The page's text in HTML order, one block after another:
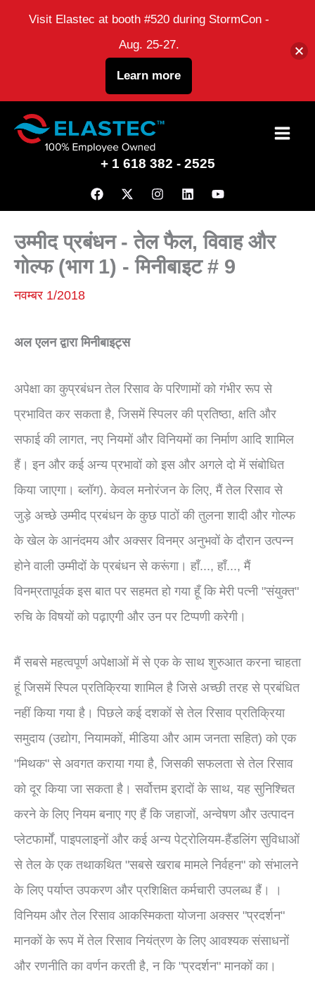
छोड़कर
बढ़ने
लिए
+ 1 618 382 - 2525
उम्मीद प्रबंधन - तेल फैल, विवाह और
गोल्फ (भाग 1) - मिनीबाइट # 9
नवम्बर 1/2018
अल एलन द्वारा मिनीबाइट्स
अपेक्षा का कुप्रबंधन तेल रिसाव के परिणामों को गंभीर रूप से
प्रभावित कर सकता है, जिसमें स्पिलर की प्रतिष्ठा, क्षति और
सफाई की लागत, नए नियमों और विनियमों का निर्माण आदि शामिल
हैं। इन और कई अन्य प्रभावों को इस और अगले दो में संबोधित
किया जाएगा। ब्लॉग). केवल मनोरंजन के लिए, मैं तेल रिसाव से
जुड़े अच्छे उम्मीद प्रबंधन के कुछ पाठों की तुलना शादी और गोल्फ
के खेल के आनंदमय और अक्सर विनम्र अनुभवों के दौरान उत्पन्न
होने वाली उम्मीदों के प्रबंधन से करूंगा। हाँ..., हाँ..., मैं
विनम्रतापूर्वक इस बात पर सहमत हो गया हूँ कि मेरी पत्नी "संयुक्त"
रुचि के विषयों को पढ़ाएगी और उन पर टिप्पणी करेगी।
मैं सबसे महत्वपूर्ण अपेक्षाओं में से एक के साथ शुरुआत करना चाहता
हूं जिसमें स्पिल प्रतिक्रिया शामिल है जिसे अच्छी तरह से प्रबंधित
नहीं किया गया है। पिछले कई दशकों से तेल रिसाव प्रतिक्रिया
समुदाय (उद्योग, नियामकों, मीडिया और आम जनता सहित) को एक
"मिथक" से अवगत कराया गया है, जिसकी सफलता से तेल रिसाव
को दूर किया जा सकता है। सर्वोत्तम इरादों के साथ, यह सुनिश्चित
करने के लिए नियम बनाए गए हैं कि जहाजों, अन्वेषण और उत्पादन
प्लेटफार्मों, पाइपलाइनों और कई अन्य पेट्रोलियम-हैंडलिंग सुविधाओं
से तेल के एक तथाकथित "सबसे खराब मामले निर्वहन" को संभालने
के लिए पर्याप्त उपकरण और प्रशिक्षित कर्मचारी उपलब्ध हैं। ।
विनियम और तेल रिसाव आकस्मिकता योजना अक्सर "प्रदर्शन"
मानकों के रूप में तेल रिसाव नियंत्रण के लिए आवश्यक संसाधनों
और रणनीति का वर्णन करती है, न कि "प्रदर्शन" मानकों का।
Visit Elastec at booth #520 during StormCon -
Aug. 25-27.
Learn more